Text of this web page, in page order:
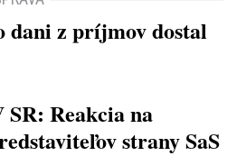
dani z príjmov dostal
Reakcia na
strany SaS